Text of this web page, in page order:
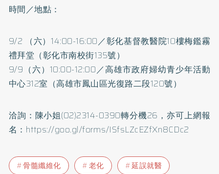
時間／地點：
9/2 （六）14:00-16:00／彰化基督教醫院10樓梅鑑霧
禮拜堂（彰化市南校街135號）
9/9（六）10:00-12:00／高雄市政府婦幼青少年活動
中心312室（高雄市鳳山區光復路二段120號）
洽詢：陳小姐(02)2314-0390轉分機26，亦可上網報
名： https://goo.gl/forms/ISfsLZcEZfXn8CDc2
骨髓纖維化 老化
延誤就醫